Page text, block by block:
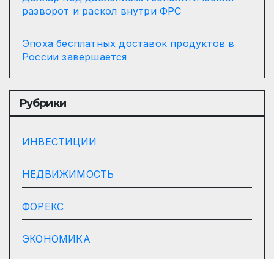
разворот и раскол внутри ФРС
Эпоха бесплатных доставок продуктов в
России завершается
Рубрики
ИНВЕСТИЦИИ
НЕДВИЖИМОСТЬ
ФОРЕКС
ЭКОНОМИКА